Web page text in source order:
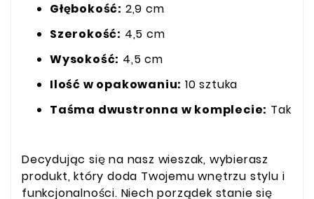
Głębokość: 2,9 cm
Szerokość: 4,5 cm
Wysokość: 4,5 cm
Ilość w opakowaniu: 10 sztuka
Taśma dwustronna w komplecie: Tak
Decydując się na nasz wieszak, wybierasz
produkt, który doda Twojemu wnętrzu stylu i
funkcjonalności. Niech porządek stanie się